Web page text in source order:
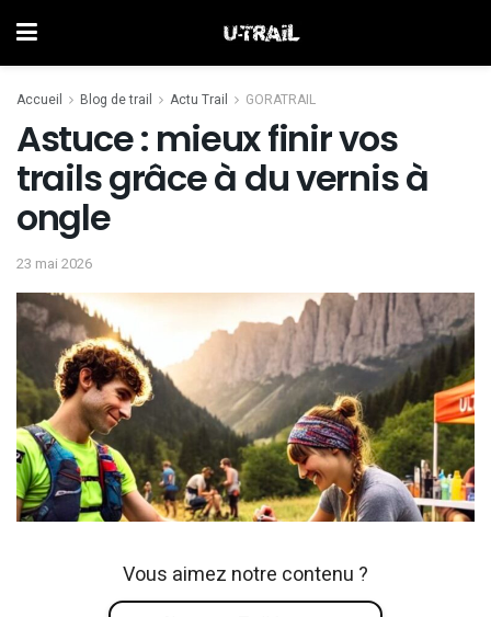
Accueil Blog de trail Actu Trail GORATRAIL
Astuce : mieux finir vos
trails grâce à du vernis à
ongle
23 mai 2026
Vous aimez notre contenu ?